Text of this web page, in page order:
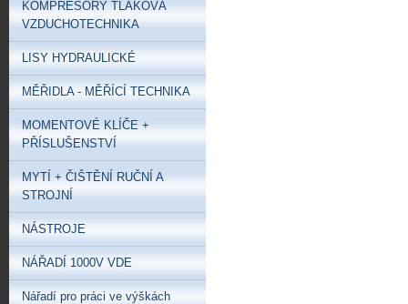
KOMPRESORY TLAKOVÁ
VZDUCHOTECHNIKA
LISY HYDRAULICKÉ
MĚŘIDLA - MĚŘÍCÍ TECHNIKA
MOMENTOVÉ KLÍČE +
PŘÍSLUŠENSTVÍ
MYTÍ + ČIŠTĚNÍ RUČNÍ A
STROJNÍ
NÁSTROJE
NÁŘADÍ 1000V VDE
Nářadí pro práci ve výškách